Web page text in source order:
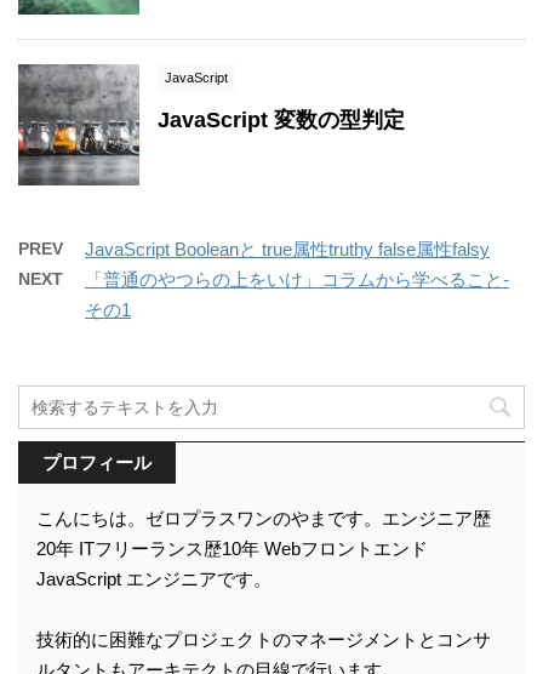
JavaScript
JavaScript 変数の型判定
PREV JavaScript Booleanと true属性truthy false属性falsy
NEXT
「普通のやつらの上をいけ」コラムから学べること-
その1
プロフィール
こんにちは。ゼロプラスワンのやまです。エンジニア歴
20年 ITフリーランス歴10年 Webフロントエンド
JavaScript エンジニアです。
技術的に困難なプロジェクトのマネージメントとコンサ